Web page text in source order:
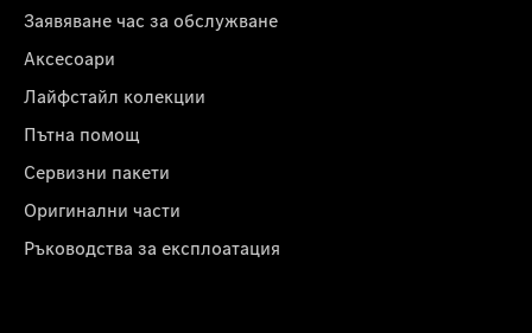
Заявяване час за обслужване
Аксесоари
Лайфстайл колекции
Пътна помощ
Сервизни пакети
Оригинални части
Ръководства за експлоатация